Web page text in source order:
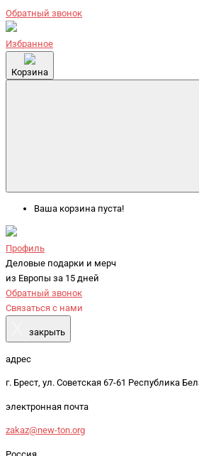
Обратный звонок
Избранное
Корзина
Ваша корзина пуста!
Профиль
Деловые подарки и мерч
из Европы за 15 дней
Обратный звонок
Связаться с нами
закрыть
адрес
г. Брест, ул. Советская 67-61 Республика
электронная почта
zakaz@new-ton.org